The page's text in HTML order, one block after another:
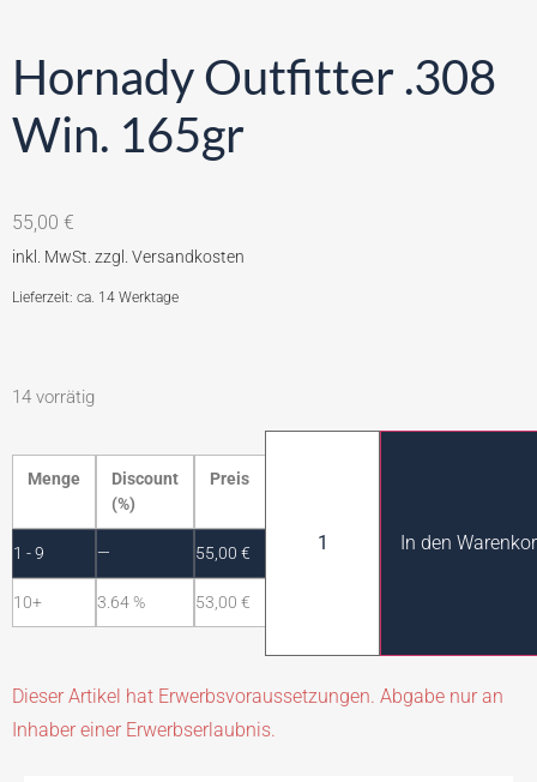
Hornady Outfitter .308
Win. 165gr
55,00 €
Lieferzeit: ca. 14 Werktage
14 vorrätig
Menge
Discount
(%)
Preis
1 - 9 — 55,00 €
10+ 3.64 % 53,00 €
In den
Dieser Artikel hat Erwerbsvoraussetzungen. Abgabe nur an
Inhaber einer Erwerbserlaubnis.